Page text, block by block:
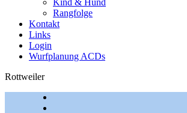
Rangfolge
Kontakt
Links
Login
Wurfplanung ACDs
Rottweiler